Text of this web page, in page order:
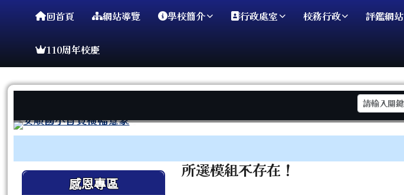
臺南市安順國小
導覽列回首頁 網站導覽 學校簡介 行政處室 校務行政 評鑑網站
110周年校慶
左邊區域內容
感恩專區 主內容區域
所選模組不存在！
頁尾區域